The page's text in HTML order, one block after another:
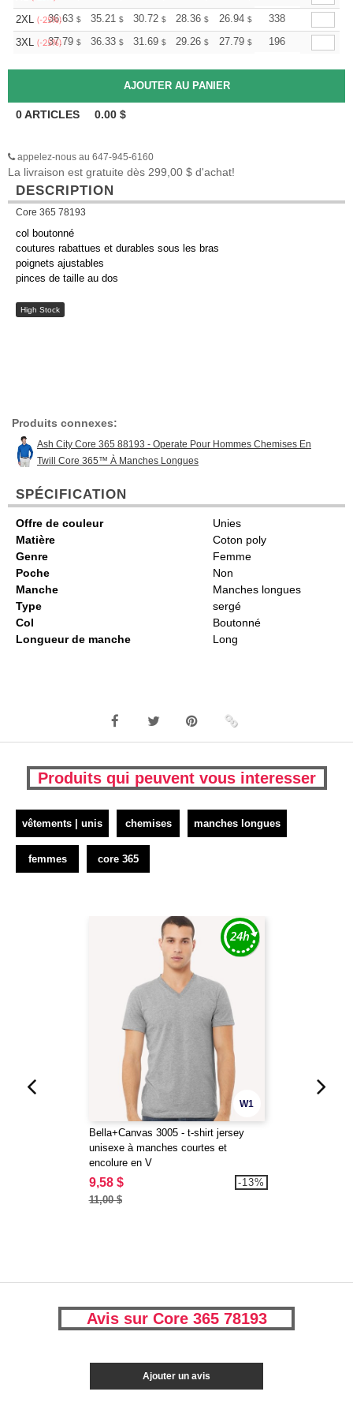
2XL (-25%)36.63 $ 35.21 $ 30.72 $ 28.36 $ 26.94 $ 26.47
338
3XL (-25%)37.79 $ 36.33 $ 31.69 $ 29.26 $ 27.79 $ 27.31
196
0ARTICLES 0.00 $
appelez-nous au 647-945-6160
La livraison est gratuite dès 299,00 $ d'achat!
DESCRIPTION
Core 365 78193
col boutonné
coutures rabattues et durables sous les bras
poignets ajustables
pinces de taille au dos
High Stock
Produits connexes:
Ash City Core 365 88193 - Operate Pour Hommes Chemises En
Twill Core 365™ À Manches Longues
SPÉCIFICATION
Offre de couleur
Unies
Matière
Coton poly
Genre
Femme
Poche
Non
Manche
Manches longues
Type
sergé
Col
Boutonné
Longueur de manche
Long
Produits qui peuvent vous interesser
vêtements | unis chemises manches longues
femmes core 365
W1
Bella+Canvas 3005 - t-shirt jersey
unisexe à manches courtes et
encolure en V
9,58 $
11,00 $
-13%
Avis sur Core 365 78193
Ajouter un avis